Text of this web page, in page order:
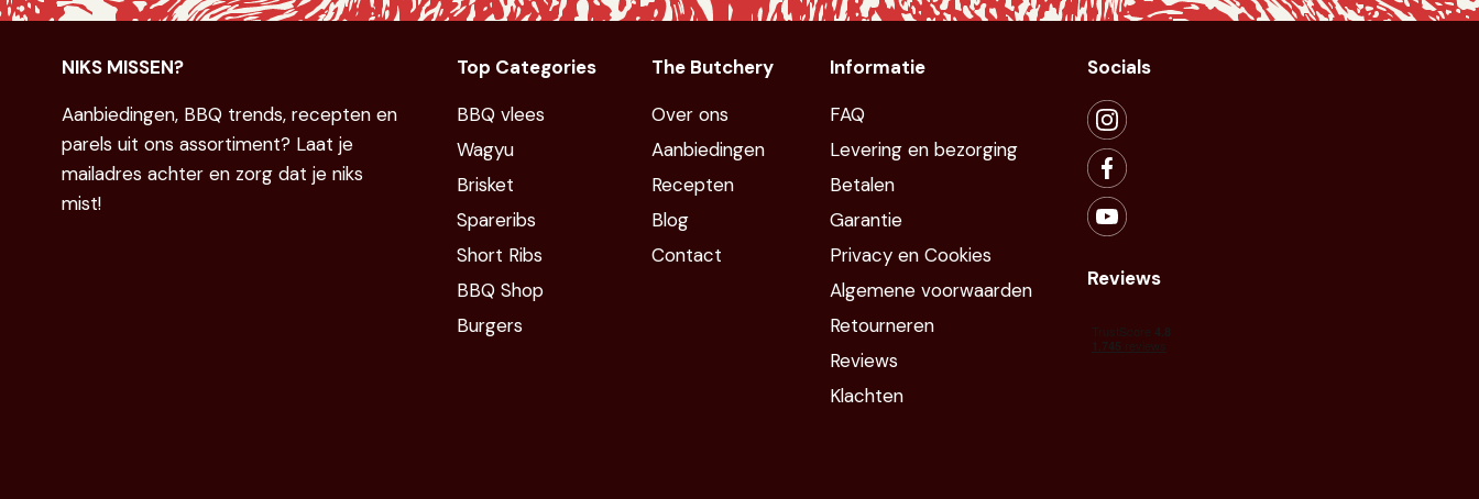
NIKS MISSEN?
Aanbiedingen, BBQ trends, recepten en
parels uit ons assortiment? Laat je
mailadres achter en zorg dat je niks
mist!
Top Categories
BBQ vlees
Wagyu
Brisket
Spareribs
Short Ribs
BBQ Shop
Burgers
The Butchery
Over ons
Aanbiedingen
Recepten
Blog
Contact
Informatie
FAQ
Levering en bezorging
Betalen
Garantie
Privacy en Cookies
Algemene voorwaarden
Retourneren
Reviews
Klachten
Socials
Reviews